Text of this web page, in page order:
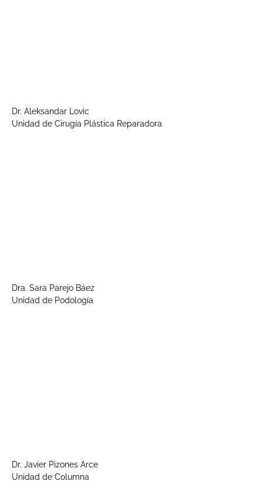
Dr. Aleksandar Lovic
Unidad de Cirugía Plástica Reparadora
Dra. Sara Parejo Báez
Unidad de Podología
Dr. Javier Pizones Arce
Unidad de Columna